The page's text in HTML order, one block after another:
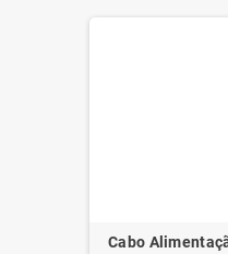
Cabo